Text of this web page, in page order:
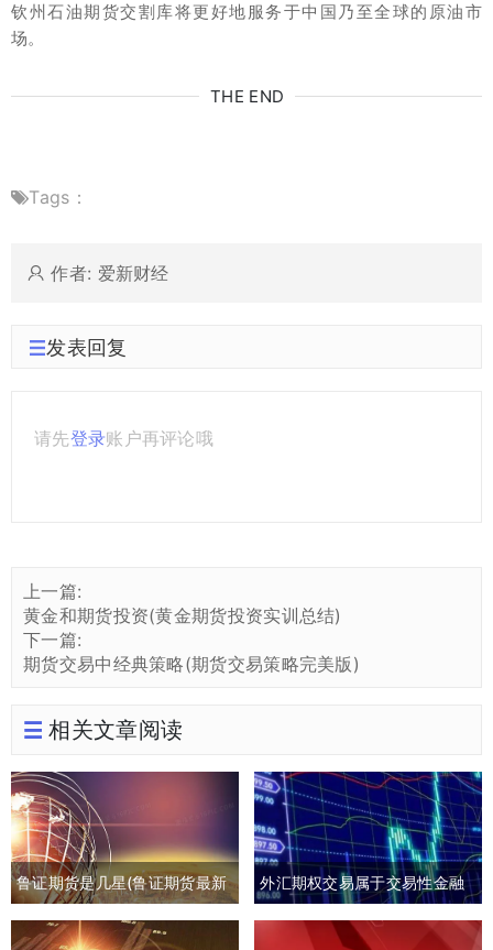
钦州石油期货交割库将更好地服务于中国乃至全球的原油市
场。
THE END
Tags：
作者: 爱新财经
发表回复
请先登录账户再评论哦
上一篇:
黄金和期货投资(黄金期货投资实训总结)
下一篇:
期货交易中经典策略(期货交易策略完美版)
相关文章阅读
鲁证期货是几星(鲁证期货最新
消息)
外汇期权交易属于交易性金融
负债吗(外汇期权交易是指交易